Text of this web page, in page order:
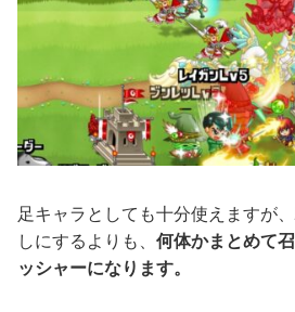
足キャラとしても十分使えますが
しにするよりも、 何体かまとめて
ッシャーになります。